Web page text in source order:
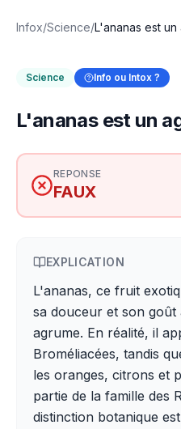
Infox/Science/L'ananas est un
Science Info ou Intox ?
L'ananas est un
REPONSE
FAUX
EXPLICATION
L'ananas, ce fruit
sa douceur et son
agrume. En réalité, il
Broméliacées, tandis
les oranges, citrons et
partie de la famille des
distinction botanique